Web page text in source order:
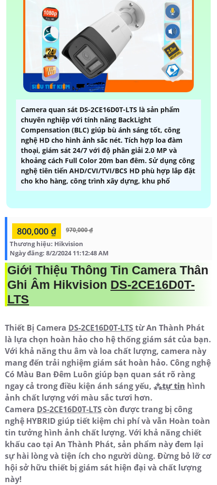
Camera quan sát DS-2CE16D0T-LTS là sản phẩm
chuyên nghiệp với tính năng BackLight
Compensation (BLC) giúp bù ánh sáng tốt, công
nghệ HD cho hình ảnh sắc nét. Tích hợp loa đàm
thoại, giám sát 24/7 với độ phân giải 2.0 MP và
khoảng cách Full Color 20m ban đêm. Sử dụng công
nghệ tiên tiến AHD/CVI/TVI/BCS HD phù hợp lắp đặt
cho kho hàng, công trình xây dựng, khu phố
800,000 ₫ 970,000 ₫
Thương hiệu: Hikvision
Ngày đăng: 8/2/2024 11:12:48 AM
Giới Thiệu Thông Tin Camera Thân
Ghi Âm Hikvision DS-2CE16D0T-
LTS
Thiết Bị Camera DS-2CE16D0T-LTS từ An Thành Phát
là lựa chọn hoàn hảo cho hệ thống giám sát của bạn.
Với khả năng thu âm và loa chất lượng, camera này
mang đến trải nghiệm giám sát hoàn hảo. Công nghệ
Có Màu Ban Ðêm Luôn giúp bạn quan sát rõ ràng
ngay cả trong điều kiện ánh sáng yếu, ⁂tự tin hình
ảnh chất lượng với màu sắc tươi hơn.
Camera DS-2CE16D0T-LTS còn được trang bị công
nghệ HYBRID giúp tiết kiệm chi phí và vẫn Hoàn toàn
tin tưởng hình ảnh chất lượng. Với khả năng chiết
khấu cao tại An Thành Phát, sản phẩm này đem lại
sự hài lòng và tiện ích cho người dùng. Đừng bỏ lỡ cơ
hội sở hữu thiết bị giám sát hiện đại và chất lượng
này!